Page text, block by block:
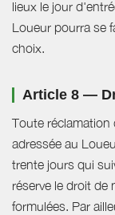
lieux le jour
Loueur pourra se
choix.
Article 8 —
Toute réclamation
adressée au
trente jours qui
réserve le droit de
formulées. Par